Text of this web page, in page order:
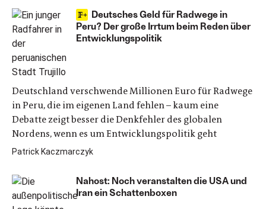
Deutsches Geld für Radwege in
Peru? Der große Irrtum beim Reden über
Entwicklungspolitik
Deutschland verschwende Millionen Euro für Radwege
in Peru, die im eigenen Land fehlen – kaum eine
Debatte zeigt besser die Denkfehler des globalen
Nordens, wenn es um Entwicklungspolitik geht
Patrick Kaczmarczyk
Nahost: Noch veranstalten die USA und
Iran ein Schattenboxen